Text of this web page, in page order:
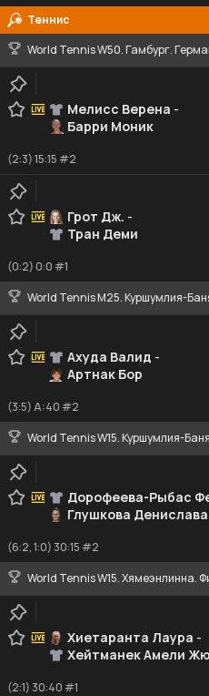
Теннис
World Tennis W50. Гамбург.
Мелисс Верена -
Барри Моник
(2:3) 15:15 #2
Грот Дж. -
Тран Деми
(0:2) 0:0 #1
World Tennis M25. Куршумлия-
Ахуда Валид -
Артнак Бор
(3:5) A:40 #2
World Tennis W15. Куршумлия-
Дорофеева-Рыбас
Глушкова Денислава
(6:2, 1:0) 30:15 #2
World Tennis W15. Хямеэнлинна.
Хиетаранта Лаура -
Хейтманек Амели
(2:1) 30:40 #1